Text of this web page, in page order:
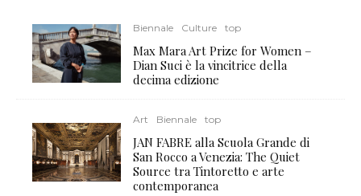
Biennale Culture top
Max Mara Art Prize for Women –
Dian Suci è la vincitrice della
decima edizione
Art Biennale top
JAN FABRE alla Scuola Grande di
San Rocco a Venezia: The Quiet
Source tra Tintoretto e arte
contemporanea